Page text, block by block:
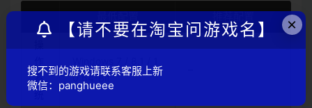
系
统
0 64-Bit
×
【请不要在淘宝问游戏名】
搜不到的游戏请联系客服上新
微信：panghueee